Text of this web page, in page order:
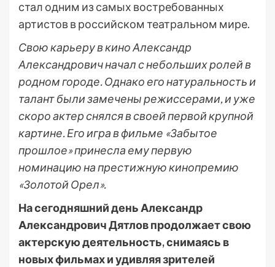
стал одним из самых востребованных
артистов в российском театральном мире.
Свою карьеру в кино Александр
Александрович начал с небольших ролей в
родном городе. Однако его натуральность и
талант были замечены режиссерами, и уже
скоро актер снялся в своей первой крупной
картине. Его игра в фильме «Забытое
прошлое» принесла ему первую
номинацию на престижную кинопремию
«Золотой Орел».
На сегодняшний день Александр
Александрович Дятлов продолжает свою
актерскую деятельность, снимаясь в
новых фильмах и удивляя зрителей